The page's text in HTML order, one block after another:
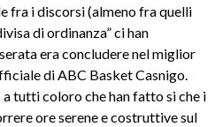
fra i discorsi (almeno fra quelli
di ordinanza” ci han
era concludere nel miglior
di ABC Basket Casnigo.
tutti coloro che han fatto si che i
ore serene e costruttive sul